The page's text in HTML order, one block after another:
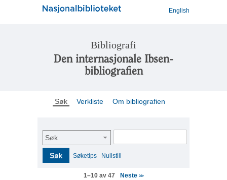
English
Bibliografi
Den internasjonale Ibsen-
bibliografien
Søk Verkliste Om bibliografien
Søk
Søk Søketips Nullstill
1–10 av 47 Neste>>